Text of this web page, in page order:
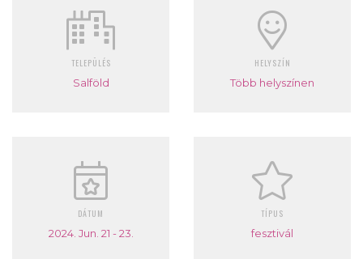
TELEPÜLÉS
Salföld
HELYSZÍN
Több helyszínen
DÁTUM
2024. Jun. 21 - 23.
TÍPUS
fesztivál